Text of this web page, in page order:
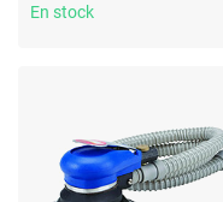
En stock